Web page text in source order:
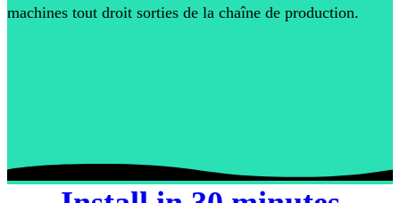
machines tout droit sorties de la chaîne de production.